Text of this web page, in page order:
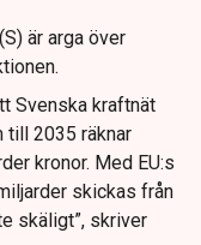
är arga över
Svenska kraftnät
till 2035 räknar
kronor. Med EU:s
skickas från
skäligt”, skriver